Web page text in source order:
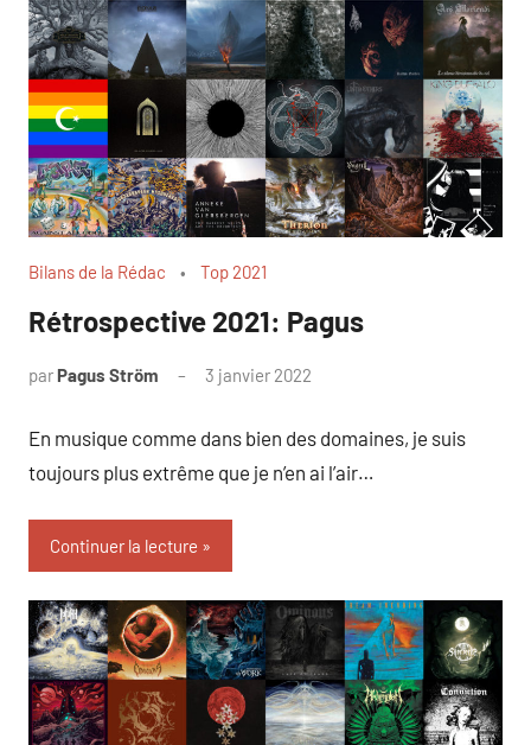
Bilans de la Rédac Top 2021
Rétrospective 2021: Pagus
parPagus Ström 3 janvier 2022
En musique comme dans bien des domaines, je suis
toujours plus extrême que je n’en ai l’air…
Continuer la lecture